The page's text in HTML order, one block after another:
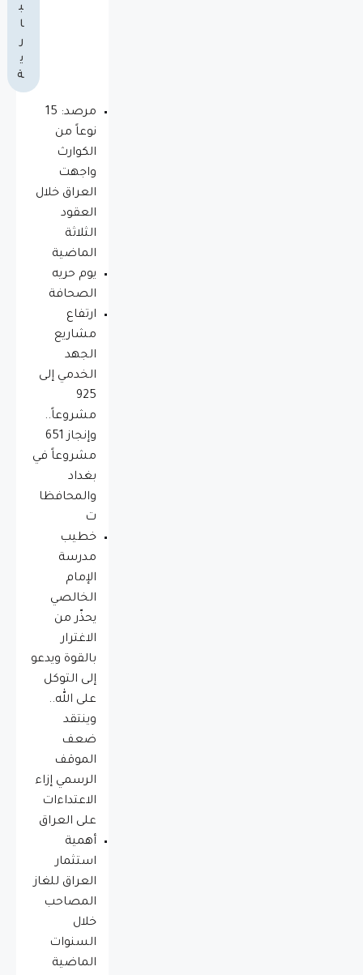
ب
ا
ر
ي
ة
مرصد: 15
نوعاً من
الكوارث
واجهت
العراق خلال
العقود
الثلاثة
الماضية
يوم حريه
الصحافة
ارتفاع
مشاريع
الجهد
الخدمي إلى
925
مشروعاً..
وإنجاز 651
مشروعاً في
بغداد
والمحافظا
ت
خطيب
مدرسة
الإمام
الخالصي
يحذّر من
الاغترار
بالقوة ويدعو
إلى التوكل
على الله..
وينتقد
ضعف
الموقف
الرسمي إزاء
الاعتداءات
على العراق
أهمية
استثمار
العراق للغاز
المصاحب
خلال
السنوات
الماضية